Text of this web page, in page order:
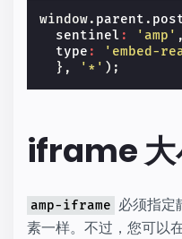
window. parent .
sentinel : 'amp' ,
type :
'embed-
},
'*' );
iframe 大
amp-iframe 必须指定
素一样。不过，您可以